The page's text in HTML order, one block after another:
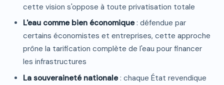
cette vision s'oppose à toute privatisation totale
L'eau comme bien économique: défendue par
certains économistes et entreprises, cette approche
prône la tarification complète de l'eau pour financer
les infrastructures
La souveraineté nationale: chaque État revendique